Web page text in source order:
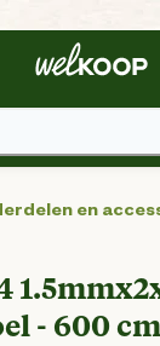
WinkelketenTuin
en
- 600 cm